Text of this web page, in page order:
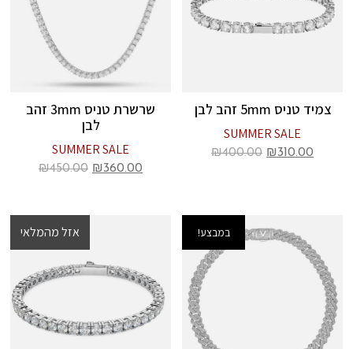
צמיד טניס 5mm זהב לבן
SUMMER SALE
₪310.00
₪400.00
שרשרת טניס 3mm זהב
לבן
SUMMER SALE
₪360.00
₪450.00
במבצע! אזל מהמלאי
במבצע!